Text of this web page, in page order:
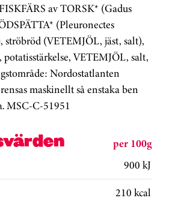
av TORSK* (Gadus
(Pleuronectes
ströbröd (VETEMJÖL, jäst, salt),
potatisstärkelse, VETEMJÖL, salt,
Nordostatlanten
maskinellt så enstaka ben
MSC-C-51951
per 100g
900 kJ
210 kcal